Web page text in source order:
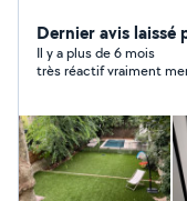
éventuelles. N'hésitez pas à me téléphoner
Dernier avis laissé
Il y a plus de 6 mois
très réactif vraiment